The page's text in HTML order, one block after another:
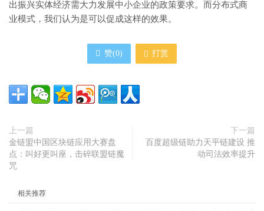
出振兴实体经济需大力发展中小企业的政策要求。而分布式商
业模式，我们认为是可以促成这样的效果。
赞(0) 打赏
上一篇
金链盟中国区块链应用大赛盘
点：叫好更叫座，击碎联盟链魔
咒
下一篇
百度超级链助力天平链建设 推
动司法效率提升
相关推荐